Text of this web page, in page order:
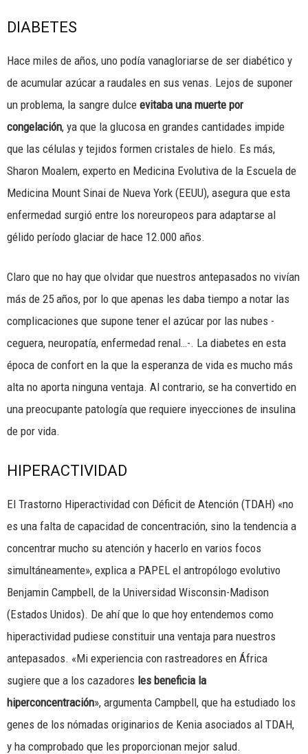
DIABETES
Hace miles de años, uno podía vanagloriarse de ser diabético y
de acumular azúcar a raudales en sus venas. Lejos de suponer
un problema, la sangre dulce evitaba una muerte por
congelación, ya que la glucosa en grandes cantidades impide
que las células y tejidos formen cristales de hielo. Es más,
Sharon Moalem, experto en Medicina Evolutiva de la Escuela de
Medicina Mount Sinai de Nueva York (EEUU), asegura que esta
enfermedad surgió entre los noreuropeos para adaptarse al
gélido período glaciar de hace 12.000 años.
Claro que no hay que olvidar que nuestros antepasados no vivían
más de 25 años, por lo que apenas les daba tiempo a notar las
complicaciones que supone tener el azúcar por las nubes -
ceguera, neuropatía, enfermedad renal…-. La diabetes en esta
época de confort en la que la esperanza de vida es mucho más
alta no aporta ninguna ventaja. Al contrario, se ha convertido en
una preocupante patología que requiere inyecciones de insulina
de por vida.
HIPERACTIVIDAD
El Trastorno Hiperactividad con Déficit de Atención (TDAH) «no
es una falta de capacidad de concentración, sino la tendencia a
concentrar mucho su atención y hacerlo en varios focos
simultáneamente», explica a PAPEL el antropólogo evolutivo
Benjamin Campbell, de la Universidad Wisconsin-Madison
(Estados Unidos). De ahí que lo que hoy entendemos como
hiperactividad pudiese constituir una ventaja para nuestros
antepasados. «Mi experiencia con rastreadores en África
sugiere que a los cazadores les beneficia la
hiperconcentración», argumenta Campbell, que ha estudiado los
genes de los nómadas originarios de Kenia asociados al TDAH,
y ha comprobado que les proporcionan mejor salud.